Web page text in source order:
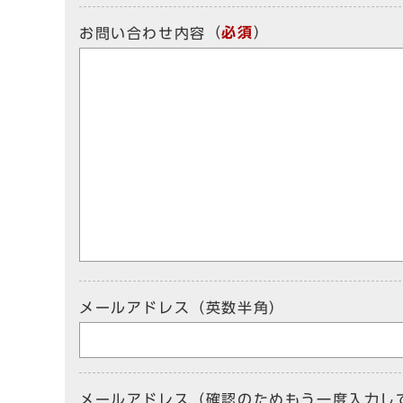
お問い合わせ内容 （必須）
メールアドレス（英数半角）
メールアドレス（確認のためもう一度入力し